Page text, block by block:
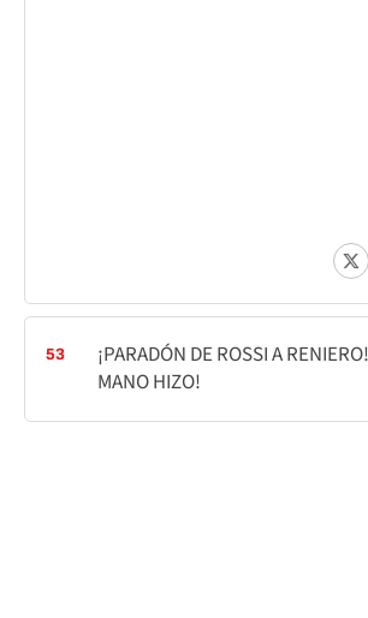
53
¡PARADÓN DE ROSSI A
MANO HIZO!